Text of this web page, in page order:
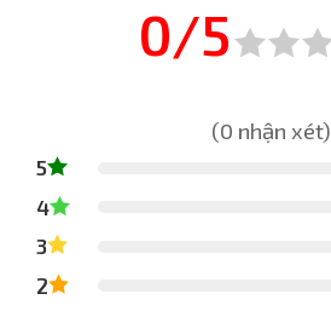
0/5
(0 nhận xét)
5
4
3
2